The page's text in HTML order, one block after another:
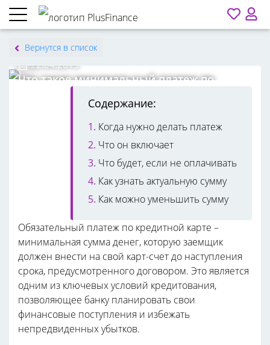
Вернутся в список
Что такое минимальный платеж по
Ангелина Витиевская
22.04.2019
Содержание:
Когда нужно делать платеж
Что он включает
Что будет, если не оплачивать
Как узнать актуальную сумму
Как можно уменьшить сумму
Обязательный платеж по кредитной карте –
минимальная сумма денег, которую заемщик
должен внести на свой карт-счет до наступления
срока, предусмотренного договором. Это является
одним из ключевых условий кредитования,
позволяющее банку планировать свои
финансовые поступления и избежать
непредвиденных убытков.